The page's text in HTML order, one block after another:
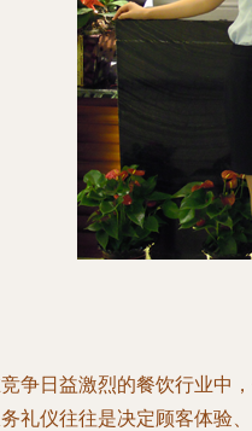
争日益激烈的餐饮行业中
礼仪往往是决定顾客体验